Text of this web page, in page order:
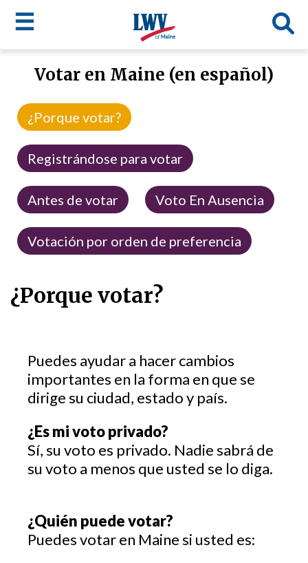
content
☰
LWV
menu
Votar en Maine (en español)
¿Porque votar?
Registrándose para votar
Antes de votar Voto En Ausencia
Votación por orden de preferencia
¿Porque votar?
Puedes ayudar a hacer cambios
importantes en la forma en que se
dirige su ciudad, estado y país.
¿Es mi voto privado?
Sí, su voto es privado. Nadie sabrá de
su voto a menos que usted se lo diga.
¿Quién puede votar?
Puedes votar en Maine si usted es: